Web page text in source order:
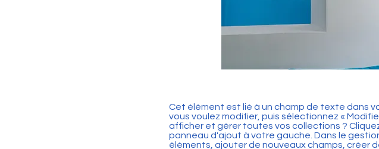
Cet élément est lié à un champ de texte dans
vous voulez modifier, puis sélectionnez «
afficher et gérer toutes vos collections ?
panneau d'ajout à votre gauche. Dans le
éléments, ajouter de nouveaux champs, créer